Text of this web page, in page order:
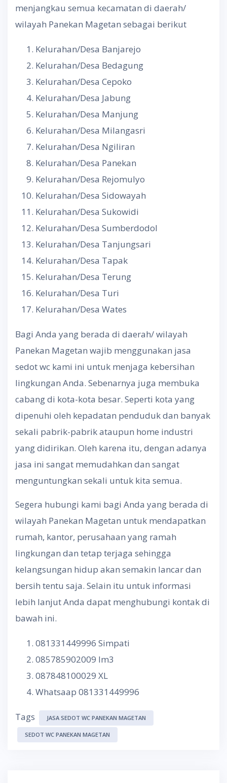
menjangkau semua kecamatan di daerah/
wilayah Panekan Magetan sebagai berikut
Kelurahan/Desa Banjarejo
Kelurahan/Desa Bedagung
Kelurahan/Desa Cepoko
Kelurahan/Desa Jabung
Kelurahan/Desa Manjung
Kelurahan/Desa Milangasri
Kelurahan/Desa Ngiliran
Kelurahan/Desa Panekan
Kelurahan/Desa Rejomulyo
Kelurahan/Desa Sidowayah
Kelurahan/Desa Sukowidi
Kelurahan/Desa Sumberdodol
Kelurahan/Desa Tanjungsari
Kelurahan/Desa Tapak
Kelurahan/Desa Terung
Kelurahan/Desa Turi
Kelurahan/Desa Wates
Bagi Anda yang berada di daerah/ wilayah
Panekan Magetan wajib menggunakan jasa
sedot wc kami ini untuk menjaga kebersihan
lingkungan Anda. Sebenarnya juga membuka
cabang di kota-kota besar. Seperti kota yang
dipenuhi oleh kepadatan penduduk dan banyak
sekali pabrik-pabrik ataupun home industri
yang didirikan. Oleh karena itu, dengan adanya
jasa ini sangat memudahkan dan sangat
menguntungkan sekali untuk kita semua.
Segera hubungi kami bagi Anda yang berada di
wilayah Panekan Magetan untuk mendapatkan
rumah, kantor, perusahaan yang ramah
lingkungan dan tetap terjaga sehingga
kelangsungan hidup akan semakin lancar dan
bersih tentu saja. Selain itu untuk informasi
lebih lanjut Anda dapat menghubungi kontak di
bawah ini.
081331449996 Simpati
085785902009 Im3
087848100029 XL
Whatsaap 081331449996
Tags JASA SEDOT WC PANEKAN MAGETAN
SEDOT WC PANEKAN MAGETAN